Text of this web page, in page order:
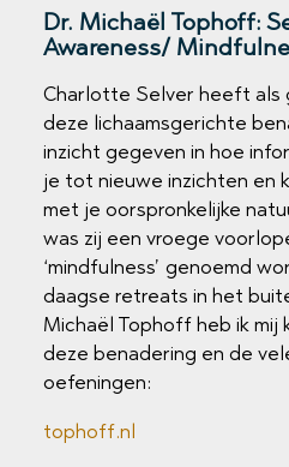
Dr. Michaël Tophoff:
Awareness/
Charlotte Selver heeft als
deze lichaamsgerichte
inzicht gegeven in hoe
je tot nieuwe inzichten en
met je oorspronkelijke
was zij een vroege
‘mindfulness’ genoemd
daagse retreats in het
Michaël Tophoff heb ik mij
deze benadering en de
oefeningen:
tophoff.nl